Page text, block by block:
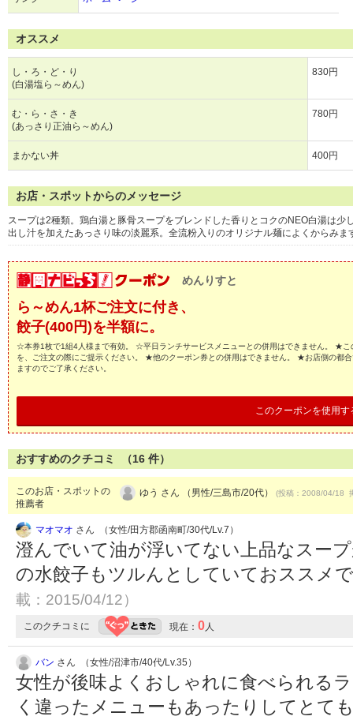
オススメ
し・ろ・ど・り
(白湯塩ら～めん)
830円
む・ら・さ・き
(あっさり正油ら～めん)
780円
まかない丼 400円
お店・スポットからのメッセージ
スープは2種類。鶏白湯と豚骨スープをブレンドした香りとコクのNEO白湯は
出し汁を加えたあっさり味の淡麗系。全流粉入りのオリジナル麺によくからみま
めんりすと
ら～めん1杯ご注文に付き、
餃子(400円)を半額に。
☆本券1枚で1組4人様まで有効。 ☆平日ランチサービスメニューとの併用はできません。 ★こ
を、ご注文の際にご提示ください。 ★他のクーポン券との併用はできません。 ★お店側の都
ますのでご了承ください。
このクーポンを使用す
おすすめのクチコミ （16 件）
このお店・スポットの
推薦者
ゆう さん （男性/三島市/20代） (投稿：2008/04/18
マオマオ さん （女性/田方郡函南町/30代/Lv.7）
澄んでいて油が浮いてない上品なスー
の水餃子もツルんとしていておススメ
載：2015/04/12）
このクチコミに 現在： 0人
バン さん （女性/沼津市/40代/Lv.35）
女性が後味よくおしゃれに食べられる
く違ったメニューもあったりしてとて